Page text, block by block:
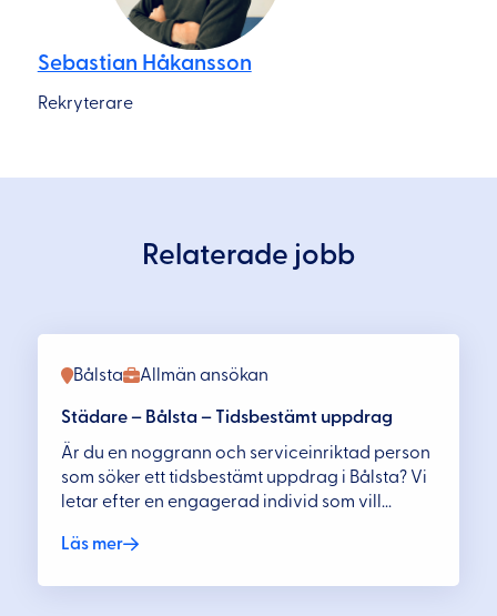
Sebastian Håkansson
Rekryterare
Relaterade jobb
Allmän ansökan
Bålsta
Städare – Bålsta – Tidsbestämt uppdrag
Är du en noggrann och serviceinriktad person
som söker ett tidsbestämt uppdrag i Bålsta? Vi
letar efter en engagerad individ som vill...
Läs mer